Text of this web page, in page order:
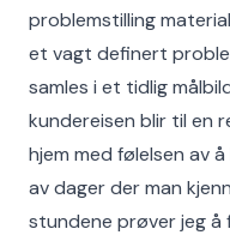
problemstilling
et vagt definert
samles i et tidlig
kundereisen blir til en
hjem med følelsen av
av dager der man
stundene prøver jeg å